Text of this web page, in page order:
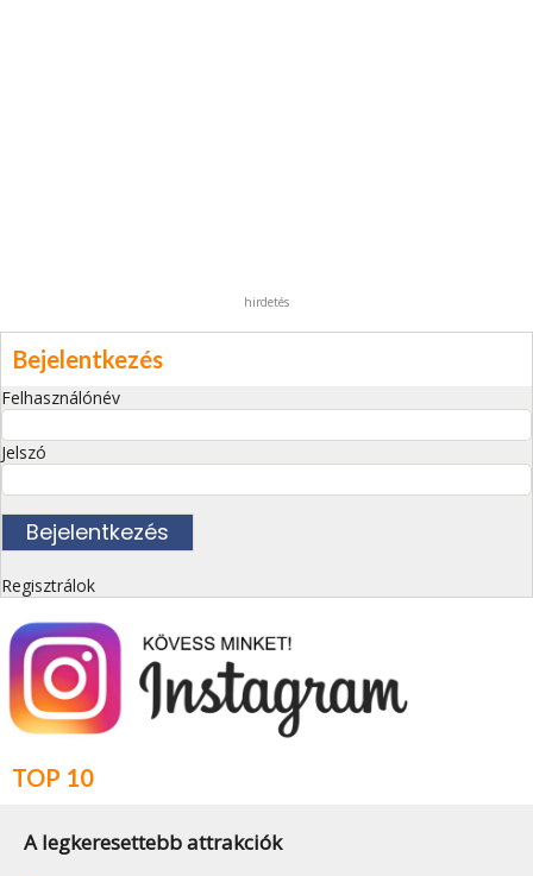
hirdetés
Bejelentkezés
Felhasználónév
Jelszó
Regisztrálok
TOP 10
A legkeresettebb attrakciók